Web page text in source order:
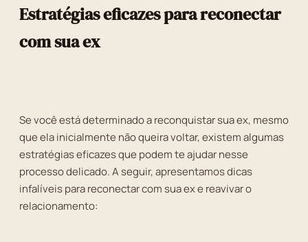
Estratégias eficazes para reconectar
com sua ex
Se você está determinado a reconquistar sua ex, mesmo
que ela inicialmente não queira voltar, existem algumas
estratégias eficazes que podem te ajudar nesse
processo delicado. A seguir, apresentamos dicas
infalíveis para reconectar com sua ex e reavivar o
relacionamento: